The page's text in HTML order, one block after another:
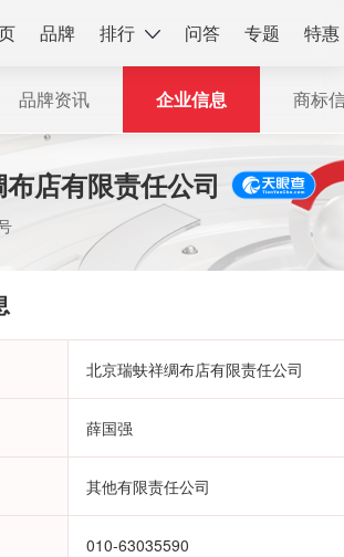
品牌 排行 问答 专题 特惠
品牌资讯 企业信息 商标
店有限责任公司
北京瑞蚨祥绸布店有限责任公司
薛国强
其他有限责任公司
010-63035590